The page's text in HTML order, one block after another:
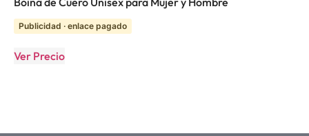
Publicidad · enlace pagado
Ver Precio